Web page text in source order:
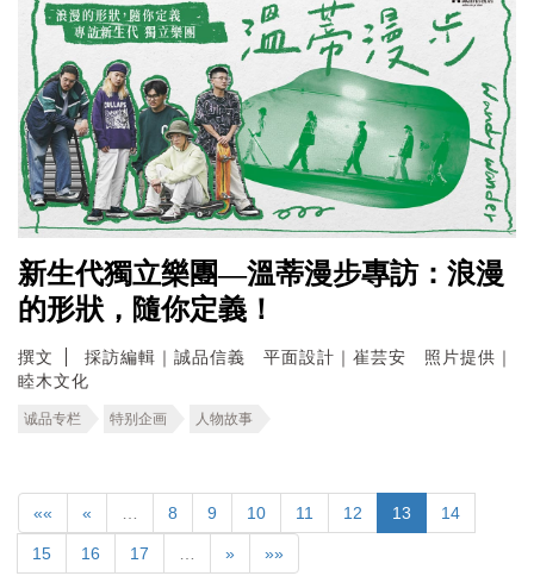
新生代獨立樂團—溫蒂漫步專訪：浪漫
的形狀，隨你定義！
撰文
採訪編輯｜誠品信義 平面設計｜崔芸安 照片提供｜
睦木文化
诚品专栏 特别企画 人物故事
«« « 8 9 10 11 12 13 14
15 16 17 » »»